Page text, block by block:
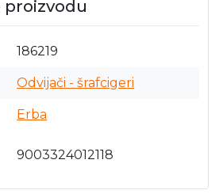
186219
Odvijači - šrafcigeri
Erba
9003324012118